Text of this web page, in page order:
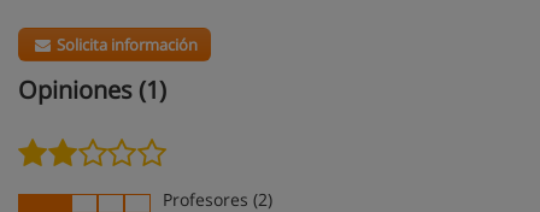
Solicita información
Opiniones (1)
Profesores (2)